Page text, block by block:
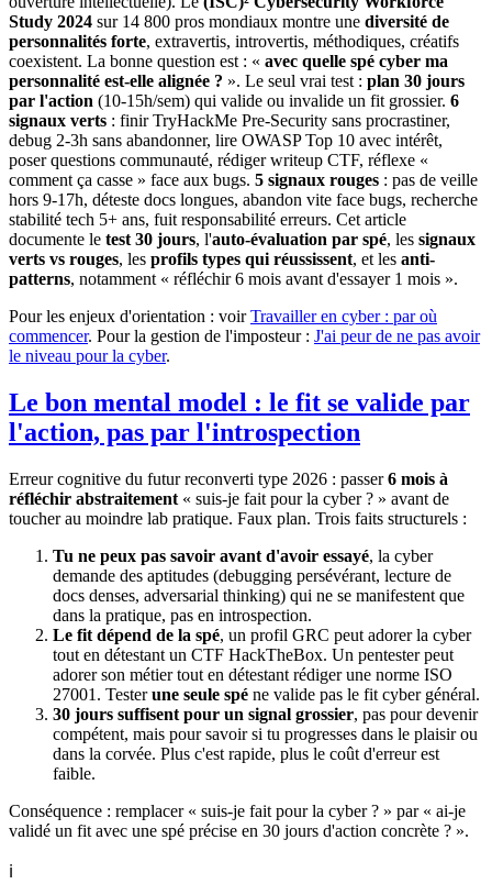
Study 2024 sur 14 800 pros mondiaux montre une diversité de
personnalités forte, extravertis, introvertis, méthodiques, créatifs
coexistent. La bonne question est : « avec quelle spé cyber ma
personnalité est-elle alignée ? ». Le seul vrai test : plan 30 jours
par l'action (10-15h/sem) qui valide ou invalide un fit grossier. 6
signaux verts : finir TryHackMe Pre-Security sans procrastiner,
debug 2-3h sans abandonner, lire OWASP Top 10 avec intérêt,
poser questions communauté, rédiger writeup CTF, réflexe «
comment ça casse » face aux bugs. 5 signaux rouges : pas de veille
hors 9-17h, déteste docs longues, abandon vite face bugs, recherche
stabilité tech 5+ ans, fuit responsabilité erreurs. Cet article
documente le test 30 jours, l'auto-évaluation par spé, les signaux
verts vs rouges, les profils types qui réussissent, et les anti-
patterns, notamment « réfléchir 6 mois avant d'essayer 1 mois ».
Pour les enjeux d'orientation : voirTravailler en cyber : par où
commencer. Pour la gestion de l'imposteur : J'ai peur de ne pas avoir
le niveau pour la cyber.
Le bon mental model : le fit se valide par
l'action, pas par l'introspection
Erreur cognitive du futur reconverti type 2026 : passer6 mois à
réfléchir abstraitement « suis-je fait pour la cyber ? » avant de
toucher au moindre lab pratique. Faux plan. Trois faits structurels :
Tu ne peux pas savoir avant d'avoir essayé, la cyber
demande des aptitudes (debugging persévérant, lecture de
docs denses, adversarial thinking) qui ne se manifestent que
dans la pratique, pas en introspection.
Le fit dépend de la spé, un profil GRC peut adorer la cyber
tout en détestant un CTF HackTheBox. Un pentester peut
adorer son métier tout en détestant rédiger une norme ISO
27001. Testerune seule spé ne valide pas le fit cyber général.
30 jours suffisent pour un signal grossier, pas pour devenir
compétent, mais pour savoir si tu progresses dans le plaisir ou
dans la corvée. Plus c'est rapide, plus le coût d'erreur est
faible.
Conséquence : remplacer « suis-je fait pour la cyber ? » par « ai-je
validé un fit avec une spé précise en 30 jours d'action concrète ? ».
ℹ️